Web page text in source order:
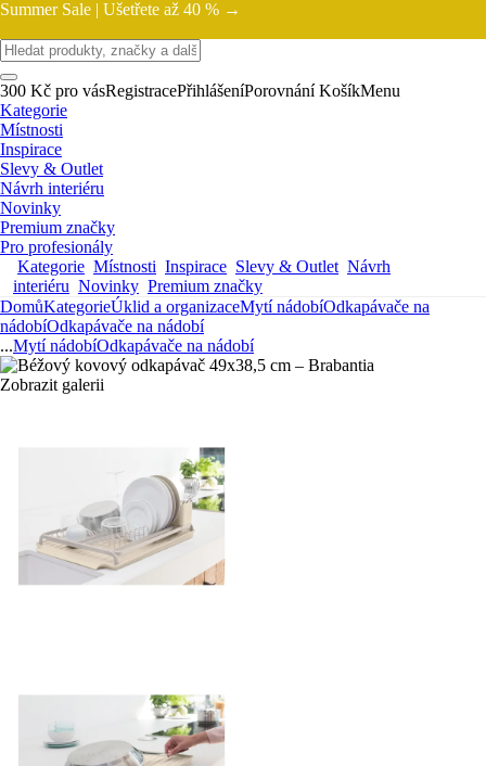
Summer Sale | Ušetřete až 40 % →
300 Kč pro vásRegistracePřihlášeníPorovnání KošíkMenu
Kategorie
Místnosti
Inspirace
Slevy & Outlet
Návrh interiéru
Novinky
Premium značky
Pro profesionály
Kategorie Místnosti Inspirace Slevy & Outlet Návrh
interiéru Novinky Premium značky
DomůKategorieÚklid a organizaceMytí nádobíOdkapávače na
nádobíOdkapávače na nádobí
...Mytí nádobíOdkapávače na nádobí
Zobrazit galerii